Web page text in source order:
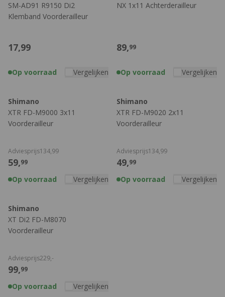
SM-AD91 R9150 Di2
Klemband Voorderailleur
17,99
Op voorraad Vergelijken
NX 1x11 Achterderailleur
89,99
Op voorraad Vergelijken
Shimano
XTR FD-M9000 3x11
Voorderailleur
59,99
Adviesprijs134,99
Op voorraad Vergelijken
Shimano
XTR FD-M9020 2x11
Voorderailleur
49,99
Adviesprijs134,99
Op voorraad Vergelijken
Shimano
XT Di2 FD-M8070
Voorderailleur
99,99
Adviesprijs229,-
Op voorraad Vergelijken